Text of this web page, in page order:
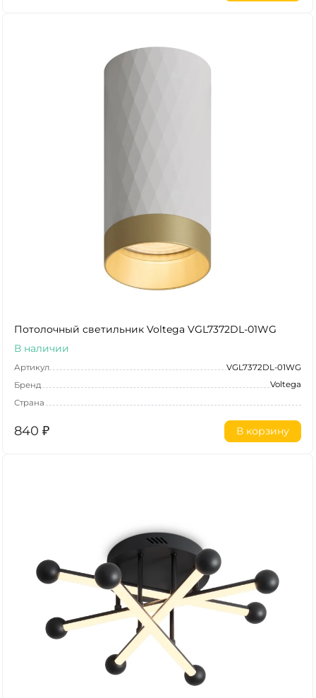
Потолочный светильник Voltega VGL7372DL-01WG
В наличии
Артикул
VGL7372DL-01WG
Бренд
Voltega
Страна
840 ₽ В корзину